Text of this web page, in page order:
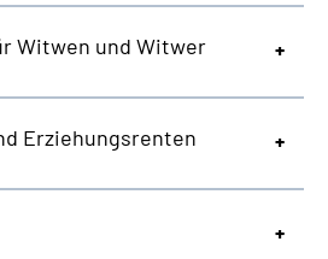
Witwen und Witwer
Erziehungsrenten